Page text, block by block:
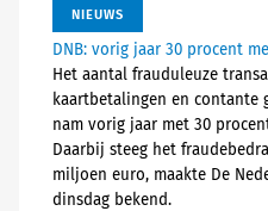
NIEUWS
DNB: vorig jaar 30 procent
Het aantal frauduleuze
kaartbetalingen en contante
nam vorig jaar met 30
Daarbij steeg het
miljoen euro, maakte De
dinsdag bekend.